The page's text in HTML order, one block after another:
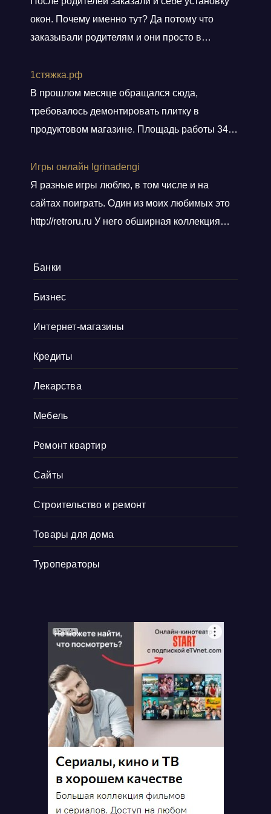
окон. Почему именно тут? Да потому что
заказывали родителям и они просто в
Заказали, приехал мастер, всё замерил, кое
чего посоветовал. Пришли заключать договор
в офис, И снова классная и слаженная работа
всего персонала. Договор подсунули не
по
Показать больше
1стяжка.рф
В прошлом месяце обращался сюда,
требовалось демонтировать плитку в
продуктовом магазине. Площадь работы 348
разговоров сделали свою работу, погрузили
хлам в контейнер, и сдали объект.
Ответственные! Советую!
Игры онлайн Igrinadengi
Я разные игры люблю, в том числе и на
сайтах поиграть. Один из моих любимых это
http://retroru.ru У него обширная коллекция
коллекционеры. Там навигация удобная, а
прям окунаешься
Банки
Бизнес
Интернет-магазины
Кредиты
Лекарства
Мебель
Ремонт квартир
Сайты
Строительство и ремонт
Товары для дома
Туроператоры